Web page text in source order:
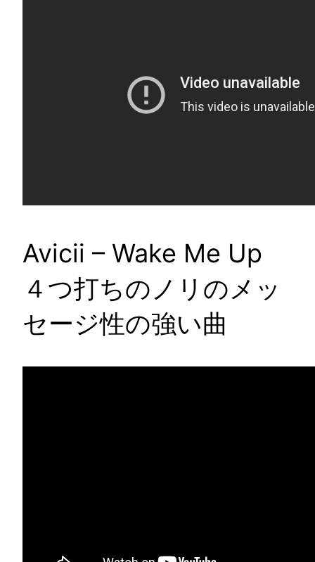
Avicii – Wake Me Up
４つ打ちのノリのメッ
セージ性の強い曲